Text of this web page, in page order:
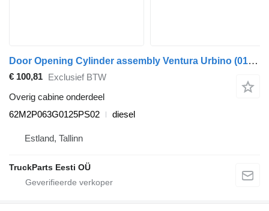
Door Opening Cylinder assembly Ventura Urbino (01.99-) 62M2P063G0125PS02 voor Solaris Urbino, Alpino, Vacanza (1999-) bus
€ 100,81 Exclusief BTW
Overig cabine onderdeel
62M2P063G0125PS02
diesel
Estland, Tallinn
TruckParts Eesti OÜ